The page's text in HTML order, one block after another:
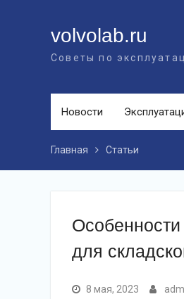
volvolab.ru
Советы по
Новости
Главная Статьи
для
8 мая, 2023